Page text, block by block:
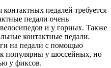
контактных педалей требуется
педали очень
и у горных. Также
контактные педали.
на педали с помощью
популярны у шоссейных, но
у фиксов.